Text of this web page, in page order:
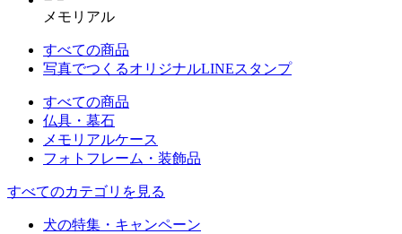
メモリアル
すべての商品
写真でつくるオリジナルLINEスタンプ
すべての商品
仏具・墓石
メモリアルケース
フォトフレーム・装飾品
すべてのカテゴリを見る
犬の特集・キャンペーン